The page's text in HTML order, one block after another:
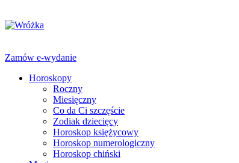
Zamów e-wydanie
Horoskopy
Roczny
Miesięczny
Co da Ci szczęście
Zodiak dziecięcy
Horoskop księżycowy
Horoskop numerologiczny
Horoskop chiński